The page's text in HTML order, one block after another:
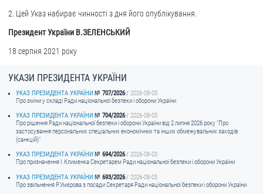
ЗВЕРНЕННЯ ГРОМАДЯН
Звернення громадян
Електронне звернення
ДОСТУП ДО ПУБЛІЧНОЇ ІНФОРМАЦІЇ
Організація доступу до публічної інформації
Запит на отримання публічної інформації
Облік публічної інформації
Питання запобігання корупції
Внутрішній аудит
2. Цей Указ набирає чинності з дня його опублікування.
Президент України В.ЗЕЛЕНСЬКИЙ
18 серпня 2021 року
УКАЗИ ПРЕЗИДЕНТА УКРАЇНИ
УКАЗ ПРЕЗИДЕНТА УКРАЇНИ 707/2026
2026-08-05
Про зміни у складі Ради національної безпеки і оборони України
УКАЗ ПРЕЗИДЕНТА УКРАЇНИ
704/2026
2026-08-03
Про рішення Ради національної безпеки і оборони України від 2 липня 2026 року "Про
застосування персональних спеціальних економічних та інших обмежувальних заходів
(санкцій)"
УКАЗ ПРЕЗИДЕНТА УКРАЇНИ
694/2026
2026-08-03
Про призначення I.Клименка Секретарем Ради національної безпеки і оборони України
УКАЗ ПРЕЗИДЕНТА УКРАЇНИ
693/2026
2026-08-03
Про звільнення Р.Умєрова з посади Секретаря Ради національної безпеки і оборони України